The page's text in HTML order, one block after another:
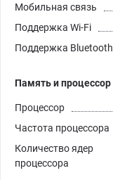
Мобильная связь
Поддержка Wi-Fi
Поддержка Bluetooth
Память и процессор
Процессор
Частота процессора
Количество ядер
процессора